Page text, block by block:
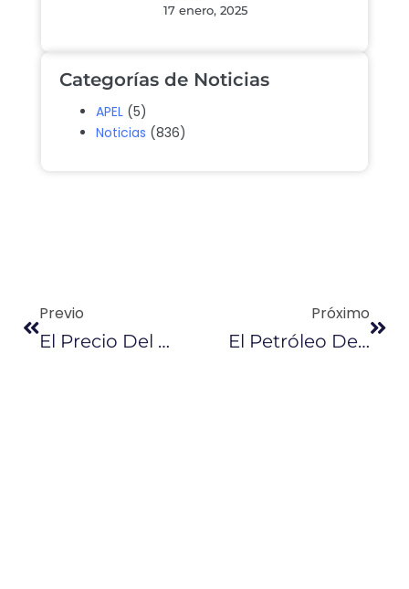
17 enero, 2025
Categorías de Noticias
APEL (5)
Noticias (836)
Previo
El Precio Del Petróleo Se Recuperó Este Miércoles Y Alcanzó Los $ 46,22
Próximo
El Petróleo De Texas Sube Un 1,6 % Hasta Los $ 45,33 El Barril